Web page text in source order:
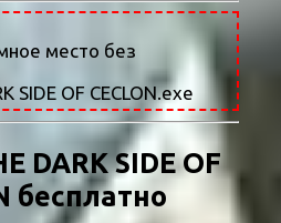
место без
SIDE OF CECLON.exe
DARK SIDE OF
бесплатно